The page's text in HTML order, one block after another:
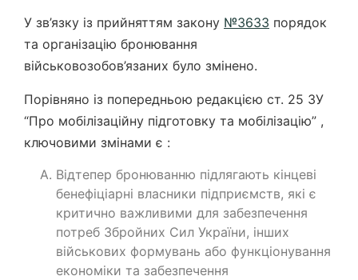
У зв’язку із прийняттям закону №3633 порядок
та організацію бронювання
військовозобов’язаних було змінено.
Порівняно із попередньою редакцією ст. 25 ЗУ
“Про мобілізаційну підготовку та мобілізацію” ,
ключовими змінами є :
Відтепер бронюванню підлягають кінцеві
бенефіціарні власники підприємств, які є
критично важливими для забезпечення
потреб Збройних Сил України, інших
військових формувань або функціонування
економіки та забезпечення